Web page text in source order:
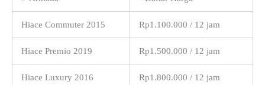
Hiace Commuter 2015 Rp1.100.000 / 12 jam
Hiace Premio 2019 Rp1.500.000 / 12 jam
Hiace Luxury 2016 Rp1.800.000 / 12 jam